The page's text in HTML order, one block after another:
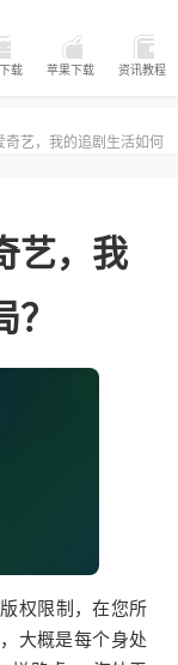
载 苹果下载 资讯教程
奇艺，我的追剧生活如何
艺，我
权限制，在您所
大概是每个身处